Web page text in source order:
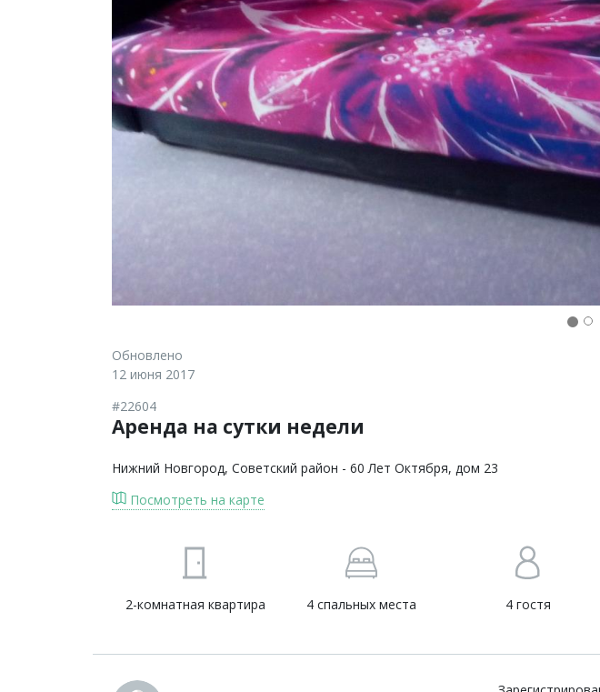
Обновлено
12 июня 2017
Аренда на сутки недели
#22604
Нижний Новгород, Советский район - 60 Лет Октября, дом 23
Посмотреть на карте
2-комнатная квартира 4 спальных места 4 гостя